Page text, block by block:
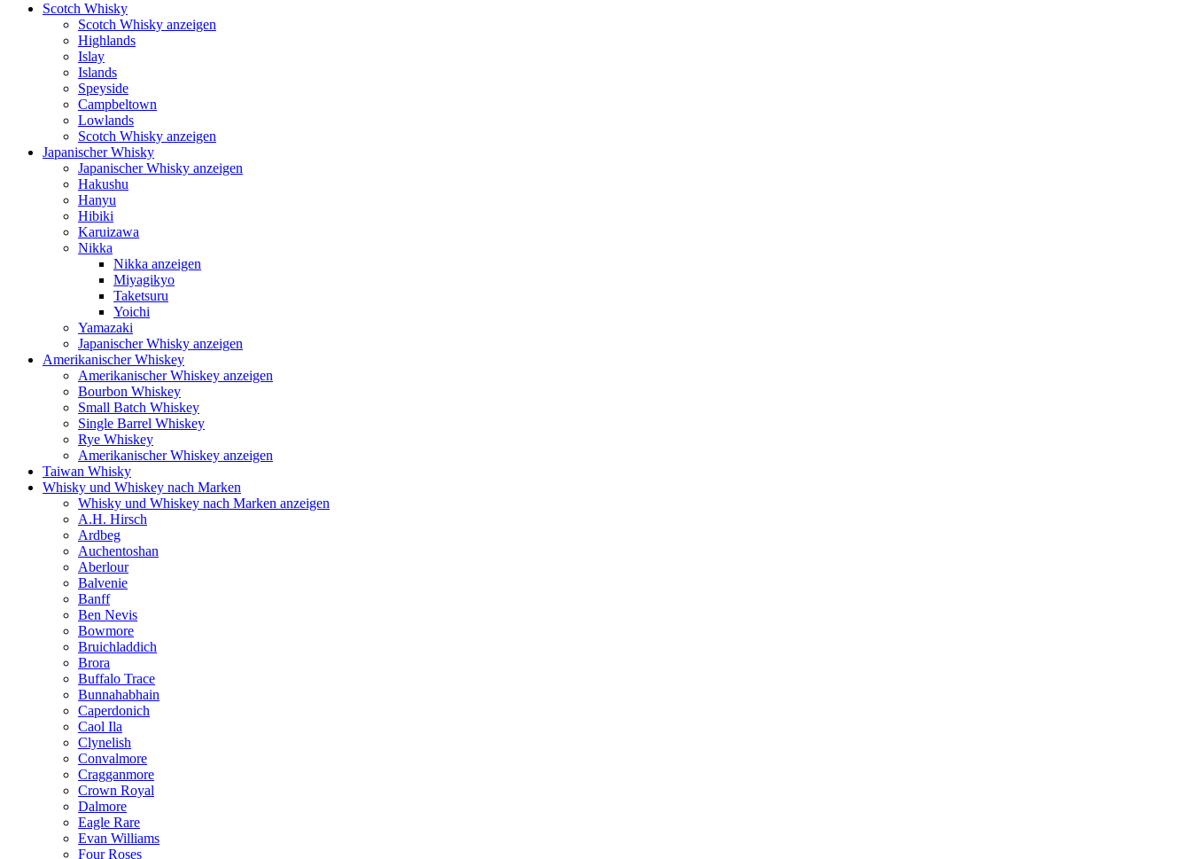
Scotch Whisky
Scotch Whisky anzeigen
Highlands
Islay
Islands
Speyside
Campbeltown
Lowlands
Scotch Whisky anzeigen
Japanischer Whisky
Japanischer Whisky anzeigen
Hakushu
Hanyu
Hibiki
Karuizawa
Nikka
Nikka anzeigen
Miyagikyo
Taketsuru
Yoichi
Yamazaki
Japanischer Whisky anzeigen
Amerikanischer Whiskey
Amerikanischer Whiskey anzeigen
Bourbon Whiskey
Small Batch Whiskey
Single Barrel Whiskey
Rye Whiskey
Amerikanischer Whiskey anzeigen
Taiwan Whisky
Whisky und Whiskey nach Marken
Whisky und Whiskey nach Marken anzeigen
A.H. Hirsch
Ardbeg
Auchentoshan
Aberlour
Balvenie
Banff
Ben Nevis
Bowmore
Bruichladdich
Brora
Buffalo Trace
Bunnahabhain
Caperdonich
Caol Ila
Clynelish
Convalmore
Cragganmore
Crown Royal
Dalmore
Eagle Rare
Evan Williams
Four Roses